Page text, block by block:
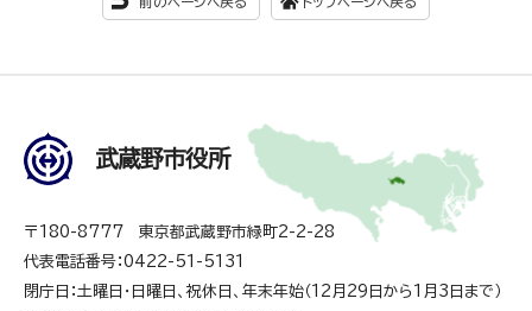
武蔵野市役所
〒180-8777 東京都武蔵野市緑町2-2-28
代表電話番号：0422-51-5131
閉庁日：土曜日・日曜日、祝休日、年末年始（12月29日から1月3日まで）